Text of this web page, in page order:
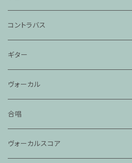
コントラバス
ギター
ヴォーカル
合唱
ヴォーカルスコア